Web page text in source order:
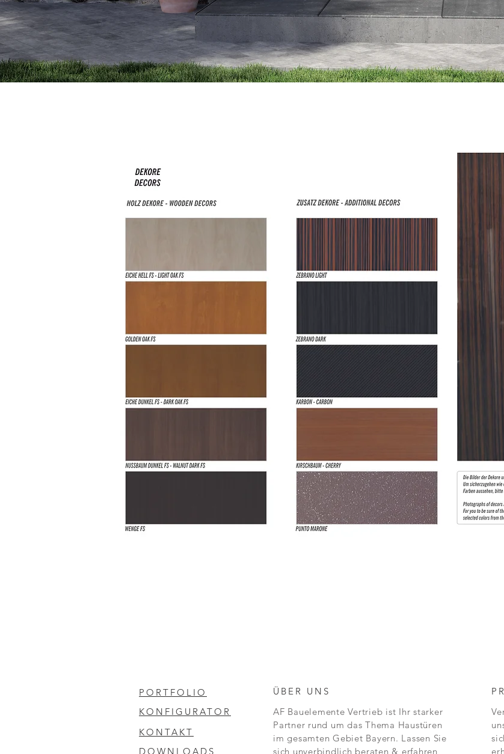
PORTFOLIO
KONFIGURATOR
KONTAKT
DOWNLOADS
ÜBER UNS
AF Bauelemente Vertrieb ist Ihr starker
Partner rund um das Thema Haustüren
im gesamten Gebiet Bayern. Lassen Sie
sich unverbindlich beraten & erfahren